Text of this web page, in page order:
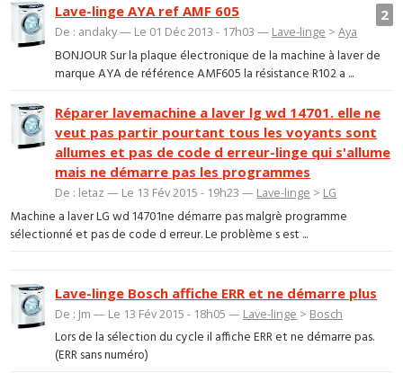
2
Lave-linge AYA ref AMF 605
De : andaky — Le 01 Déc 2013 - 17h03 — Lave-linge >Aya
BONJOUR Sur la plaque électronique de la machine à laver de
marque AYA de référence AMF605 la résistance R102 a ...
Réparer lavemachine a laver lg wd 14701. elle ne
veut pas partir pourtant tous les voyants sont
allumes et pas de code d erreur-linge qui s'allume
mais ne démarre pas les programmes
De : letaz — Le 13 Fév 2015 - 19h23 — Lave-linge > LG
Machine a laver LG wd 14701ne démarre pas malgrè programme
sélectionné et pas de code d erreur. Le problème s est ...
Lave-linge Bosch affiche ERR et ne démarre plus
De : Jm — Le 13 Fév 2015 - 18h05 — Lave-linge > Bosch
Lors de la sélection du cycle il affiche ERR et ne démarre pas.
(ERR sans numéro)